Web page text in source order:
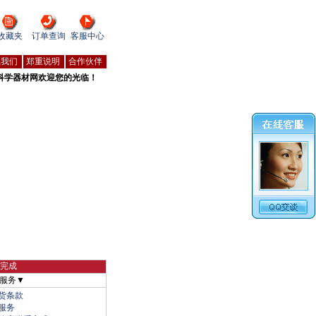
藏夹 订单查询 客服中心
们 郑重说明
合作伙伴
学器材网欢迎您的光临！
成
务▼
条款
务